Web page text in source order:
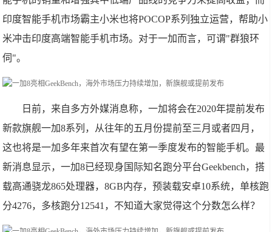
印度智能手机市场霸主小米也将POCOP系列独立运营，帮助小
米冲击印度高端智能手机市场。对于一加而言，可谓"群狼环
伺"。
日前，来自多方外媒消息称，一加将会在2020年提前发布
新款旗舰一加8系列，从往年的五月份提前至三月或者四月，
这也将是一加多年来首次有望在第一季度发布的智能手机。最
新消息显示，一加8已经现身国际知名跑分平台Geekbench，搭
载高通骁龙865处理器，8GB内存，预装载安卓10系统，单核跑
分4276，多核跑分12541，不知道大家觉得这个分数怎么样？